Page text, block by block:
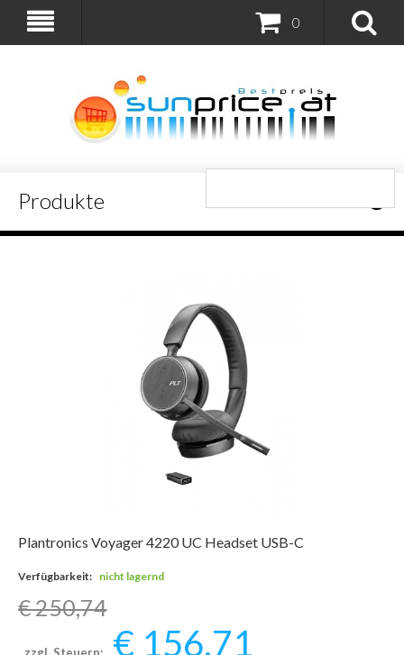
0
Produkte
Plantronics Voyager 4220 UC Headset USB-C
Verfügbarkeit: nicht lagernd
€ 250,74
€ 156,71